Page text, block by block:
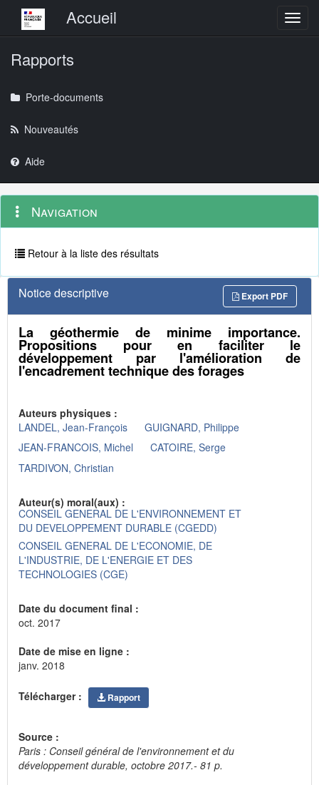
Menu principalAccueil
Rapports
Porte-documents
Nouveautés
Aide
Navigation
outils
Menu
contextuel
Navigation
Retour à la liste des résultats
Notice descriptive Export PDF
La géothermie de minime importance.
Propositions pour en faciliter le
développement par l'amélioration de
l'encadrement technique des forages
Auteurs physiques :
LANDEL, Jean-François
GUIGNARD, Philippe
JEAN-FRANCOIS, Michel
CATOIRE, Serge
TARDIVON, Christian
Auteur(s) moral(aux) :
CONSEIL GENERAL DE L'ENVIRONNEMENT ET
DU DEVELOPPEMENT DURABLE (CGEDD)
CONSEIL GENERAL DE L'ECONOMIE, DE
L'INDUSTRIE, DE L'ENERGIE ET DES
TECHNOLOGIES (CGE)
Date du document final :
oct. 2017
Date de mise en ligne :
janv. 2018
Télécharger : Rapport
Source :
Paris : Conseil général de l'environnement et du
développement durable, octobre 2017.- 81 p.